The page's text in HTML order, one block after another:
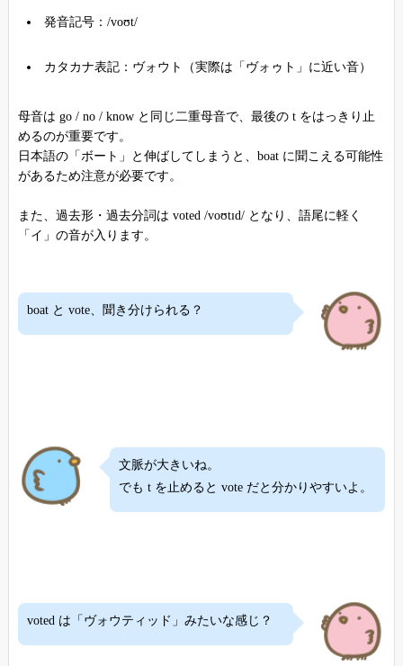
発音記号：/voʊt/
カタカナ表記：ヴォウト（実際は「ヴォゥト」に近い音）
母音は go / no / know と同じ二重母音で、最後の t をはっきり止
めるのが重要です。
日本語の「ボート」と伸ばしてしまうと、boat に聞こえる可能性
があるため注意が必要です。
また、過去形・過去分詞は voted /voʊtɪd/ となり、語尾に軽く
「イ」の音が入ります。
boat と vote、聞き分けられる？
文脈が大きいね。
でも t を止めると vote だと分かりやすいよ。
voted は「ヴォウティッド」みたいな感じ？